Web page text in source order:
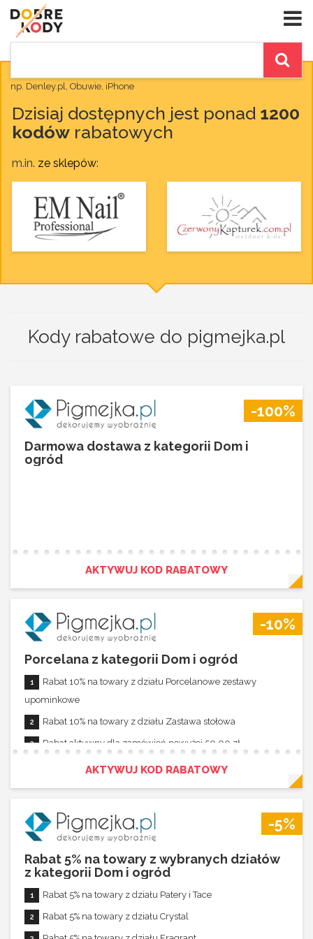
np. Denley.pl, Obuwie, iPhone
Dzisiaj dostępnych jest ponad 1200
kodów rabatowych
m.in. ze sklepów:
Kody rabatowe do pigmejka.pl
-100%
Darmowa dostawa z kategorii Dom i
ogród
AKTYWUJ KOD RABATOWY
-10%
Porcelana z kategorii Dom i ogród
Rabat 10% na towary z działu Porcelanowe zestawy
upominkowe
Rabat 10% na towary z działu Zastawa stołowa
Rabat aktywny dla zamówień powyżej 50,00 zł
Rabat nie łączy się z innymi promocjami
AKTYWUJ KOD RABATOWY
-5%
Rabat 5% na towary z wybranych działów
z kategorii Dom i ogród
Rabat 5% na towary z działu Patery i Tace
Rabat 5% na towary z działu Crystal